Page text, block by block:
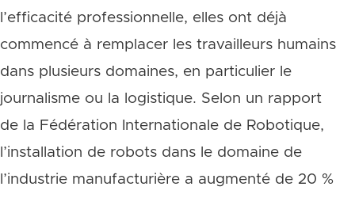
l’efficacité professionnelle, elles ont déjà
commencé à remplacer les travailleurs humains
dans plusieurs domaines, en particulier le
journalisme ou la logistique. Selon un rapport
de la Fédération Internationale de Robotique,
l’installation de robots dans le domaine de
l’industrie manufacturière a augmenté de 20 %